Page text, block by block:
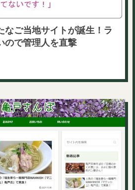
なご当地サイトが誕生！ラ
ので管理人を直撃